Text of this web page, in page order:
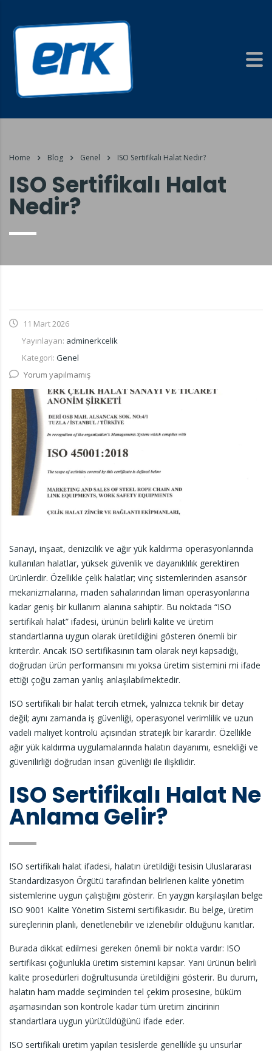
Home Blog Genel ISO Sertifikalı Halat Nedir?
ISO Sertifikalı Halat
Nedir?
11 Mart 2026
Yayınlayan: adminerkcelik
Kategori: Genel
Yorum yapılmamış
Sanayi, inşaat, denizcilik ve ağır yük kaldırma operasyonlarında
kullanılan halatlar, yüksek güvenlik ve dayanıklılık gerektiren
ürünlerdir. Özellikle çelik halatlar; vinç sistemlerinden asansör
mekanizmalarına, maden sahalarından liman operasyonlarına
kadar geniş bir kullanım alanına sahiptir. Bu noktada “ISO
sertifikalı halat” ifadesi, ürünün belirli kalite ve üretim
standartlarına uygun olarak üretildiğini gösteren önemli bir
kriterdir. Ancak ISO sertifikasının tam olarak neyi kapsadığı,
doğrudan ürün performansını mı yoksa üretim sistemini mi ifade
ettiği çoğu zaman yanlış anlaşılabilmektedir.
ISO sertifikalı bir halat tercih etmek, yalnızca teknik bir detay
değil; aynı zamanda iş güvenliği, operasyonel verimlilik ve uzun
vadeli maliyet kontrolü açısından stratejik bir karardır. Özellikle
ağır yük kaldırma uygulamalarında halatın dayanımı, esnekliği ve
güvenilirliği doğrudan insan güvenliği ile ilişkilidir.
ISO Sertifikalı Halat Ne
Anlama Gelir?
ISO sertifikalı halat ifadesi, halatın üretildiği tesisin Uluslararası
Standardizasyon Örgütü tarafından belirlenen kalite yönetim
sistemlerine uygun çalıştığını gösterir. En yaygın karşılaşılan belge
ISO 9001 Kalite Yönetim Sistemi sertifikasıdır. Bu belge, üretim
süreçlerinin planlı, denetlenebilir ve izlenebilir olduğunu kanıtlar.
Burada dikkat edilmesi gereken önemli bir nokta vardır: ISO
sertifikası çoğunlukla üretim sistemini kapsar. Yani ürünün belirli
kalite prosedürleri doğrultusunda üretildiğini gösterir. Bu durum,
halatın ham madde seçiminden tel çekim prosesine, büküm
aşamasından son kontrole kadar tüm üretim zincirinin
standartlara uygun yürütüldüğünü ifade eder.
ISO sertifikalı üretim yapılan tesislerde genellikle şu unsurlar